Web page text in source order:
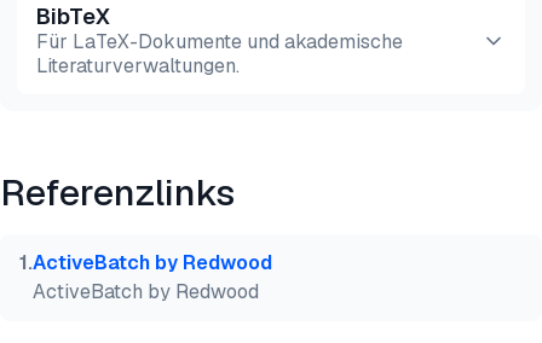
Vorschau HTML
BibTeX
Für LaTeX-Dokumente und akademische
Literaturverwaltungen.
@misc{dilmegani2026,
title  = {{Die 12 besten Alternativen zu
  month  = jun,
Referenzlinks
1.ActiveBatch by Redwood
ActiveBatch by Redwood